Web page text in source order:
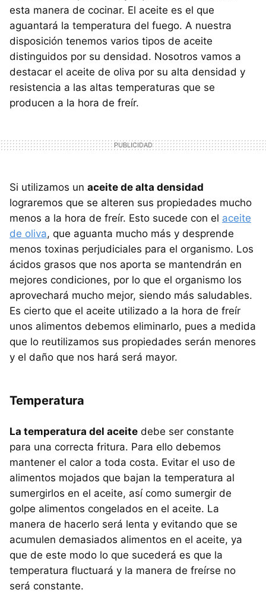
esta manera de cocinar. El aceite es el que
aguantará la temperatura del fuego. A nuestra
disposición tenemos varios tipos de aceite
distinguidos por su densidad. Nosotros vamos a
destacar el aceite de oliva por su alta densidad y
resistencia a las altas temperaturas que se
producen a la hora de freír.
Si utilizamos un aceite de alta densidad
lograremos que se alteren sus propiedades mucho
menos a la hora de freír. Esto sucede con el aceite
de oliva, que aguanta mucho más y desprende
menos toxinas perjudiciales para el organismo. Los
ácidos grasos que nos aporta se mantendrán en
mejores condiciones, por lo que el organismo los
aprovechará mucho mejor, siendo más saludables.
Es cierto que el aceite utilizado a la hora de freír
unos alimentos debemos eliminarlo, pues a medida
que lo reutilizamos sus propiedades serán menores
y el daño que nos hará será mayor.
Temperatura
La temperatura del aceite debe ser constante
para una correcta fritura. Para ello debemos
mantener el calor a toda costa. Evitar el uso de
alimentos mojados que bajan la temperatura al
sumergirlos en el aceite, así como sumergir de
golpe alimentos congelados en el aceite. La
manera de hacerlo será lenta y evitando que se
acumulen demasiados alimentos en el aceite, ya
que de este modo lo que sucederá es que la
temperatura fluctuará y la manera de freírse no
será constante.